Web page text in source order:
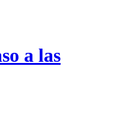
a las